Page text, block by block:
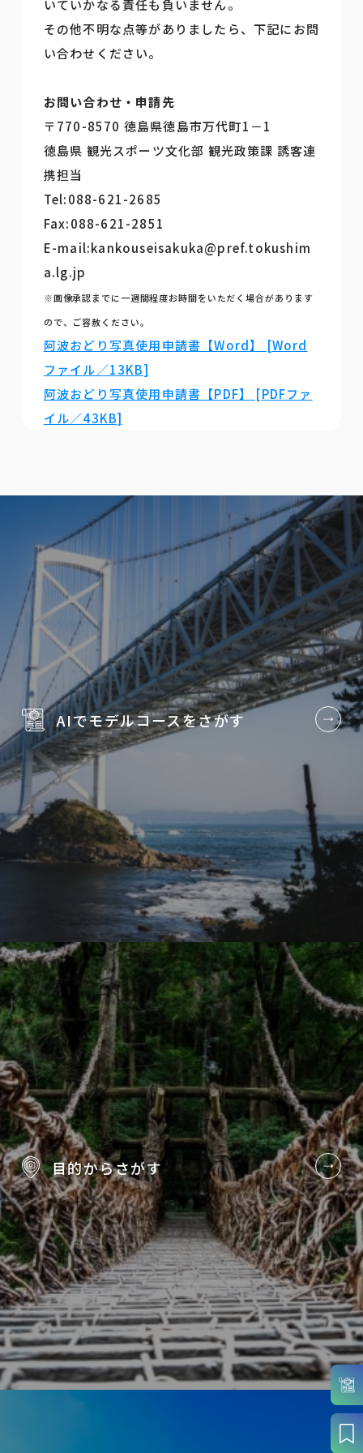
いていかなる責任も負いません。
その他不明な点等がありましたら、下記にお問
い合わせください。
お問い合わせ・申請先
〒770-8570 徳島県徳島市万代町1－1
徳島県 観光スポーツ文化部 観光政策課 誘客連
携担当
Tel:088-621-2685
Fax:088-621-2851
E-mail:kankouseisakuka@pref.tokushim
a.lg.jp
※画像承認までに一週間程度お時間をいただく場合があります
ので、ご容赦ください。
阿波おどり写真使用申請書【Word】 [Word
ファイル／13KB]
阿波おどり写真使用申請書【PDF】 [PDFファ
イル／43KB]
AIでモデルコースをさがす
目的からさがす